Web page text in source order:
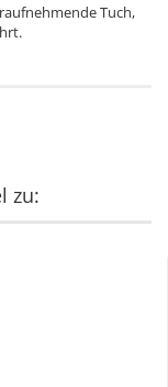
Tuch,
zu: